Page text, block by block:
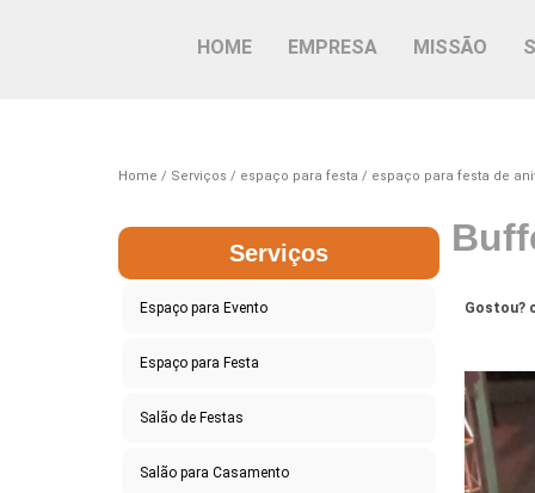
HOME EMPRESA MISSÃO
Home Serviços espaço para festa espaço para festa de
Serviços
Espaço para Evento
Espaço para Festa
Salão de Festas
Salão para Casamento
Gostou?